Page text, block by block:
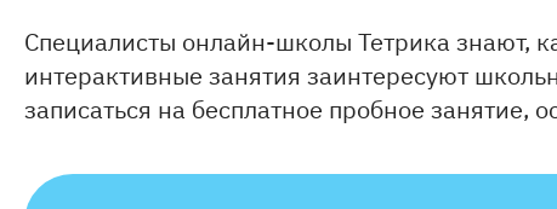
Специалисты онлайн-школы Тетрика знают,
интерактивные занятия заинтересуют
записаться на бесплатное пробное занятие,